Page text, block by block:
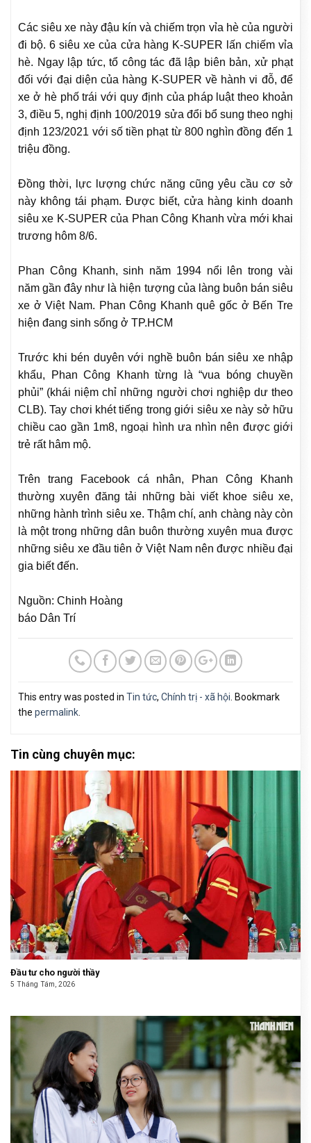
Các siêu xe này đậu kín và chiếm trọn vỉa hè của người
đi bộ. 6 siêu xe của cửa hàng K-SUPER lấn chiếm vỉa
hè. Ngay lập tức, tổ công tác đã lập biên bản, xử phạt
đối với đại diện của hàng K-SUPER về hành vi đỗ, để
xe ở hè phố trái với quy định của pháp luật theo khoản
3, điều 5, nghị định 100/2019 sửa đổi bổ sung theo nghị
định 123/2021 với số tiền phạt từ 800 nghìn đồng đến 1
triệu đồng.
Đồng thời, lực lượng chức năng cũng yêu cầu cơ sở
này không tái phạm. Được biết, cửa hàng kinh doanh
siêu xe K-SUPER của Phan Công Khanh vừa mới khai
trương hôm 8/6.
Phan Công Khanh, sinh năm 1994 nổi lên trong vài
năm gần đây như là hiện tượng của làng buôn bán siêu
xe ở Việt Nam. Phan Công Khanh quê gốc ở Bến Tre
hiện đang sinh sống ở TP.HCM
Trước khi bén duyên với nghề buôn bán siêu xe nhập
khẩu, Phan Công Khanh từng là “vua bóng chuyền
phủi” (khái niệm chỉ những người chơi nghiệp dư theo
CLB). Tay chơi khét tiếng trong giới siêu xe này sở hữu
chiều cao gần 1m8, ngoại hình ưa nhìn nên được giới
trẻ rất hâm mộ.
Trên trang Facebook cá nhân, Phan Công Khanh
thường xuyên đăng tải những bài viết khoe siêu xe,
những hành trình siêu xe. Thậm chí, anh chàng này còn
là một trong những dân buôn thường xuyên mua được
những siêu xe đầu tiên ở Việt Nam nên được nhiều đại
gia biết đến.
Nguồn: Chinh Hoàng
báo Dân Trí
This entry was posted in Tin tức, Chính trị - xã hội. Bookmark
the permalink.
Tin cùng chuyên mục:
Đầu tư cho người thầy
5 Tháng Tám, 2026